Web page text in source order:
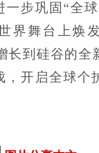
一步巩固“全
界舞台上焕
长到硅谷的全
，开启全球个